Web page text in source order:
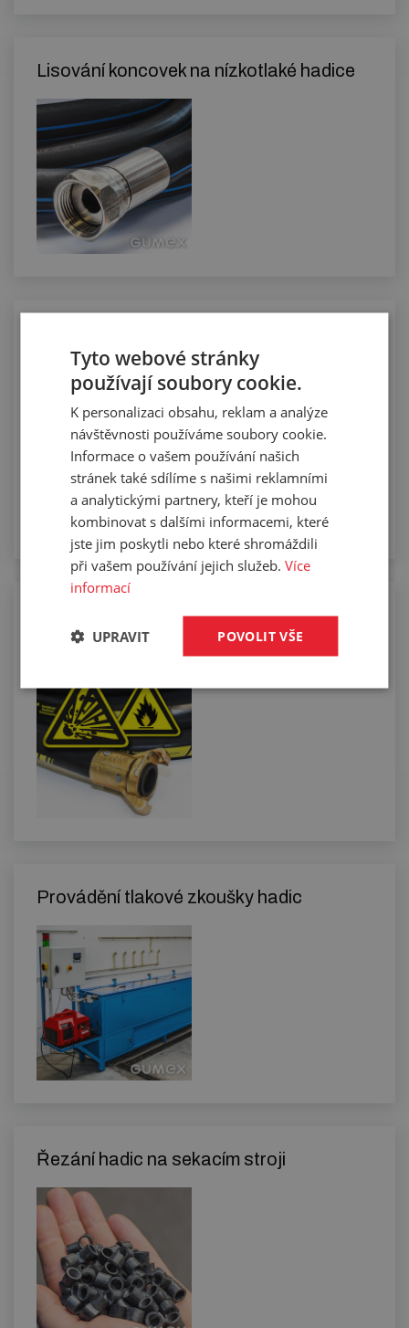
Lisování koncovek na nízkotlaké hadice
délku
Měření elektrické vodivosti u nás
zakoupených hadic
Provádění tlakové zkoušky hadic
Řezání hadic na sekacím stroji
Tyto webové stránky
používají soubory cookie.
K personalizaci obsahu, reklam a analýze
návštěvnosti používáme soubory cookie.
Informace o vašem používání našich
stránek také sdílíme s našimi reklamními
a analytickými partnery, kteří je mohou
kombinovat s dalšími informacemi, které
jste jim poskytli nebo které shromáždili
při vašem používání jejich služeb.Více
informací
POVOLIT VŠE
UPRAVIT